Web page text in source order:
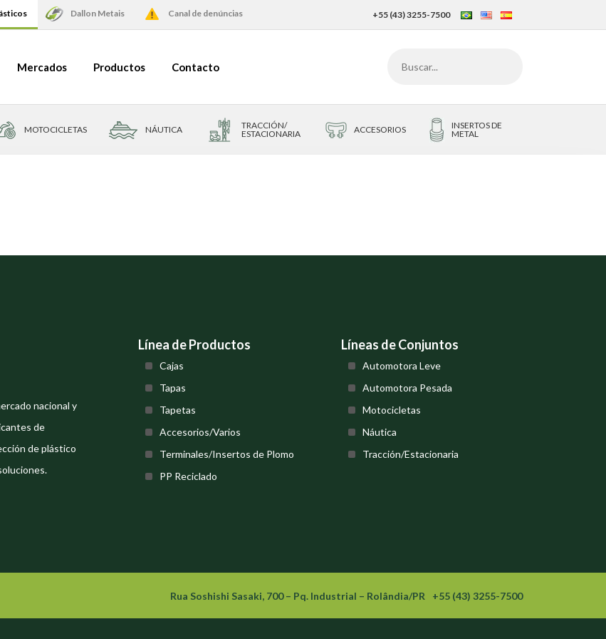
Dallon Metais Canal de denúncias +55 (43) 3255-7500
Mercados Productos Contacto
MOTOCICLETAS NÁUTICA
TRACCIÓN/
ESTACIONARIA
ACCESORIOS
INSERTOS DE
METAL
nacional y
de
de plástico
Línea de Productos
Cajas
Tapas
Tapetas
Accesorios/Varios
Terminales/Insertos de Plomo
PP Reciclado
Líneas de Conjuntos
Automotora Leve
Automotora Pesada
Motocicletas
Náutica
Tracción/Estacionaria
Rua Soshishi Sasaki, 700 – Pq. Industrial – Rolândia/PR +55 (43) 3255-7500